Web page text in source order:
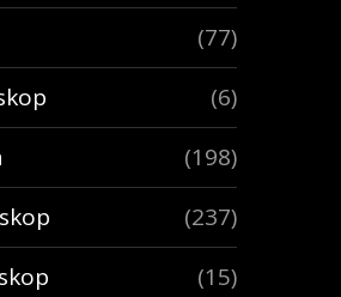
(77)
(6)
(198)
(237)
(15)